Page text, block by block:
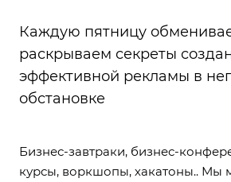
Каждую пятницу
раскрываем секреты
эффективной рекламы в
обстановке
Бизнес-завтраки, бизнес-
курсы, воркшопы, хакатоны.. Мы